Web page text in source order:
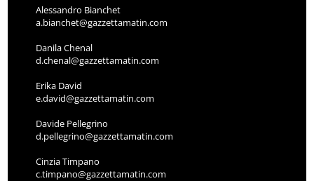
Alessandro Bianchet
a.bianchet@gazzettamatin.com
Danila Chenal
d.chenal@gazzettamatin.com
Erika David
e.david@gazzettamatin.com
Davide Pellegrino
d.pellegrino@gazzettamatin.com
Cinzia Timpano
c.timpano@gazzettamatin.com